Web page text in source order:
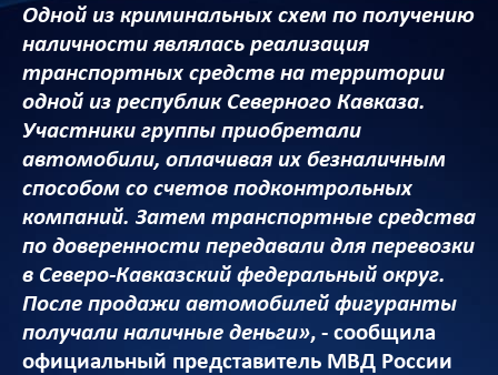
Одной из криминальных схем по получению
наличности являлась реализация
транспортных средств на территории
одной из республик Северного Кавказа.
Участники группы приобретали
автомобили, оплачивая их безналичным
способом со счетов подконтрольных
компаний. Затем транспортные средства
по доверенности передавали для перевозки
в Северо-Кавказский федеральный округ.
После продажи автомобилей фигуранты
получали наличные деньги», - сообщила
официальный представитель МВД России